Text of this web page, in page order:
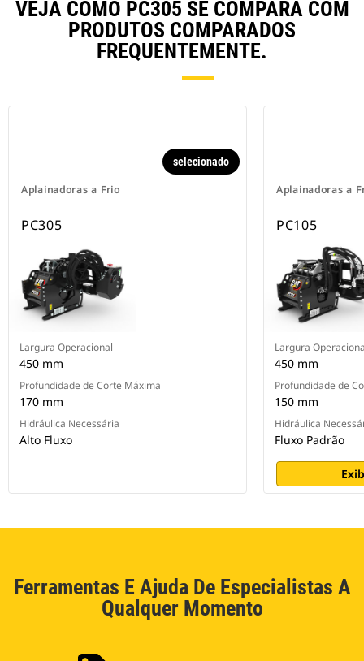
VEJA COMO PC305 SE COMPARA COM
PRODUTOS COMPARADOS
FREQUENTEMENTE.
Aplainadoras a Frio
selecionado
PC305
Largura Operacional
450 mm
Profundidade de Corte Máxima
170 mm
Hidráulica Necessária
Alto Fluxo
Aplainadoras a
PC105
Largura
450 mm
Profundidade de
150 mm
Hidráulica
Fluxo Padrão
Ferramentas E Ajuda De Especialistas A
Qualquer Momento